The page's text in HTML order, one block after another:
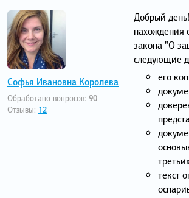
Софья Ивановна Королева
Обработано вопросов: 90
Отзывы: 12
Добрый
нахождения
закона "О
следующие
его
текст